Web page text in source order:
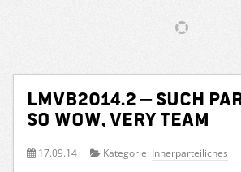
LMVB2014.2 – Such
so wow, very team
17.09.14 Kategorie: Innerparteiliches